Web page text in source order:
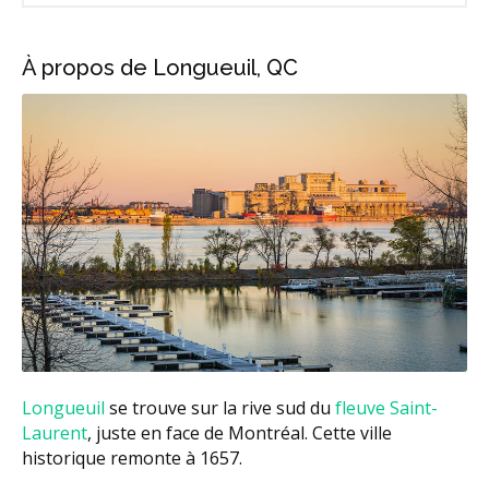
À propos de Longueuil, QC
Longueuil se trouve sur la rive sud du fleuve Saint-
Laurent, juste en face de Montréal. Cette ville
historique remonte à 1657.